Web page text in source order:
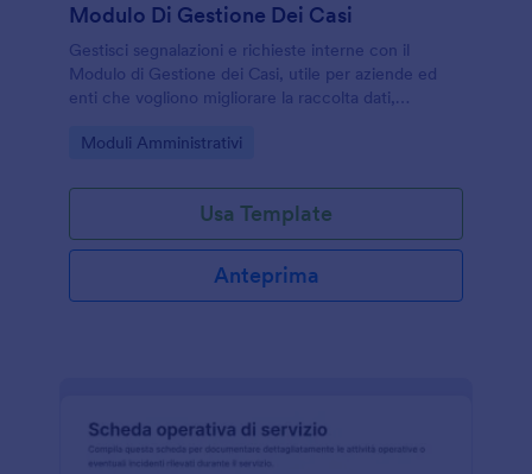
Modulo Di Gestione Dei Casi
Gestisci segnalazioni e richieste interne con il
Modulo di Gestione dei Casi, utile per aziende ed
enti che vogliono migliorare la raccolta dati,
casi con Jotform.
Go to Category:
Moduli Amministrativi
Usa Template
Anteprima